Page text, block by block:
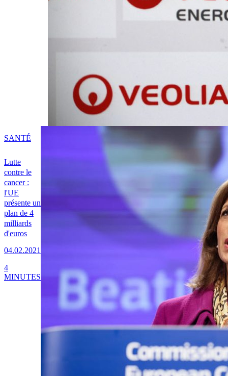
Lutte
contre le
cancer :
l'UE
présente un
plan de 4
milliards
d'euros
04.02.2021
SANTÉ
4
MINUTES